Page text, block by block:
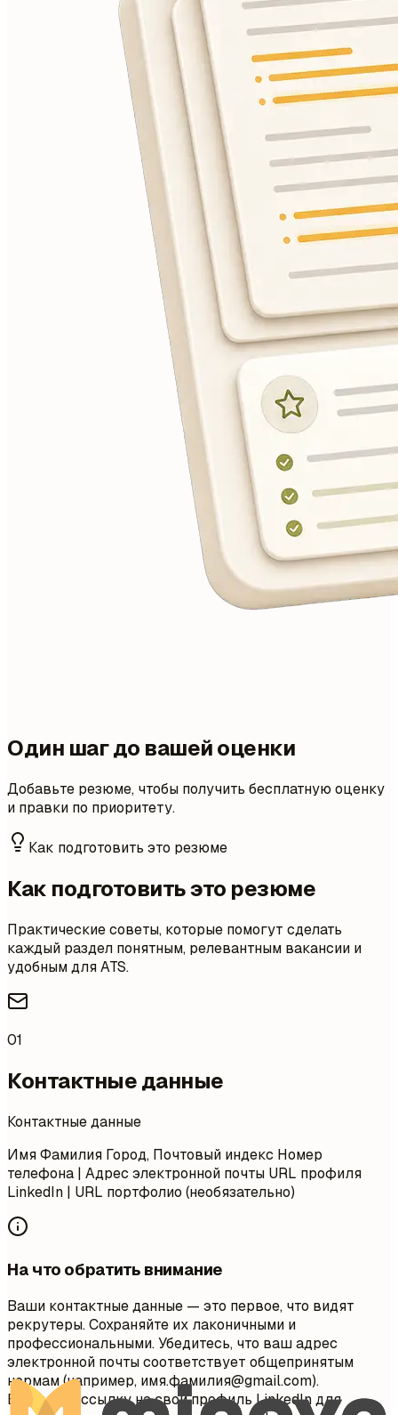
Один шаг до вашей оценки
Добавьте резюме, чтобы получить бесплатную оценку
и правки по приоритету.
Как подготовить это резюме
Как подготовить это резюме
Практические советы, которые помогут сделать
каждый раздел понятным, релевантным вакансии и
удобным для ATS.
01
Контактные данные
Контактные данные
Имя Фамилия Город, Почтовый индекс Номер
телефона | Адрес электронной почты URL профиля
LinkedIn | URL портфолио (необязательно)
На что обратить внимание
Ваши контактные данные — это первое, что видят
рекрутеры. Сохраняйте их лаконичными и
профессиональными. Убедитесь, что ваш адрес
электронной почты соответствует общепринятым
нормам (например, имя.фамилия@gmail.com).
Включите ссылку на свой профиль LinkedIn для